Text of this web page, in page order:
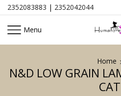
2352083883 | 2352042044
Menu
Home
N&D LOW GRAIN
CAT